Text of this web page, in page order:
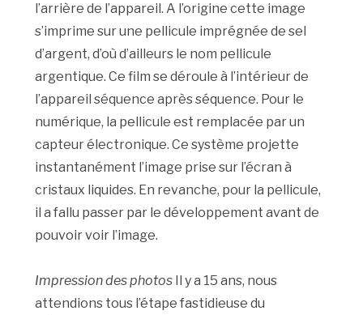
l’arrière de l’appareil. A l’origine cette image
s’imprime sur une pellicule imprégnée de sel
d’argent, d’où d’ailleurs le nom pellicule
argentique. Ce film se déroule à l’intérieur de
l’appareil séquence après séquence. Pour le
numérique, la pellicule est remplacée par un
capteur électronique. Ce système projette
instantanément l’image prise sur l’écran à
cristaux liquides. En revanche, pour la pellicule,
il a fallu passer par le développement avant de
pouvoir voir l’image.
Impression des photos Il y a 15 ans, nous
attendions tous l’étape fastidieuse du